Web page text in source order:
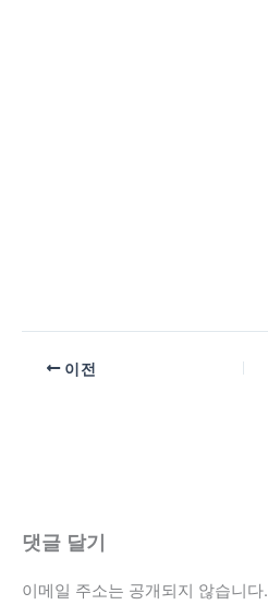
이전
댓글 달기
이메일 주소는 공개되지 않습니다.